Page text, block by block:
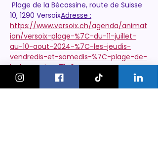
10, 1290 VersoixAdresse :
https://www.versoix.ch/agenda/animat
ion/versoix-plage-%7C-du-11-juillet-
au-10-aout-2024-%7C-les-jeudis-
vendredis-et-samedis-%7C-plage-de-
la-becassine-7146